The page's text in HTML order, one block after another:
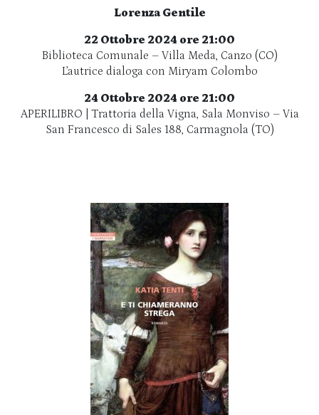
Lorenza Gentile
22 Ottobre 2024 ore 21:00
Biblioteca Comunale – Villa Meda, Canzo (CO)
L’autrice dialoga con Miryam Colombo
24 Ottobre 2024 ore 21:00
APERILIBRO | Trattoria della Vigna, Sala Monviso – Via
San Francesco di Sales 188, Carmagnola (TO)